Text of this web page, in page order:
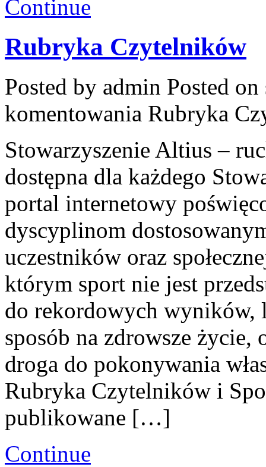
Continue
Rubryka Czytelników
Posted by admin Posted
komentowania Rubryka
Stowarzyszenie Altius –
dostępna dla każdego
portal internetowy
dyscyplinom
uczestników oraz
którym sport nie jest
do rekordowych wyników,
sposób na zdrowsze
droga do pokonywania
Rubryka Czytelników i
publikowane […]
Continue